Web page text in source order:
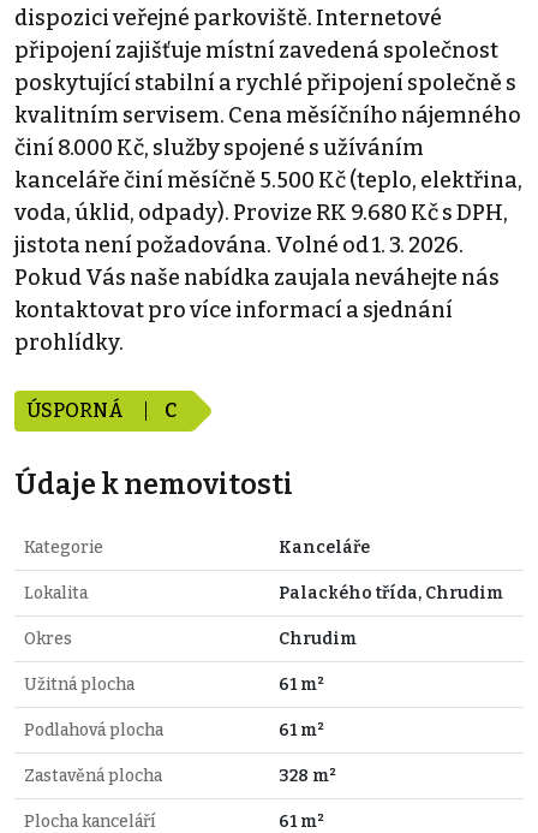
dispozici veřejné parkoviště. Internetové
připojení zajišťuje místní zavedená společnost
poskytující stabilní a rychlé připojení společně s
kvalitním servisem. Cena měsíčního nájemného
činí 8.000 Kč, služby spojené s užíváním
kanceláře činí měsíčně 5.500 Kč (teplo, elektřina,
voda, úklid, odpady). Provize RK 9.680 Kč s DPH,
jistota není požadována. Volné od 1. 3. 2026.
Pokud Vás naše nabídka zaujala neváhejte nás
kontaktovat pro více informací a sjednání
prohlídky.
ÚSPORNÁ C
Údaje k nemovitosti
Kategorie Kanceláře
Lokalita Palackého třída, Chrudim
Okres Chrudim
Užitná plocha 61 m²
Podlahová plocha 61 m²
Zastavěná plocha 328 m²
Plocha kanceláří 61 m²